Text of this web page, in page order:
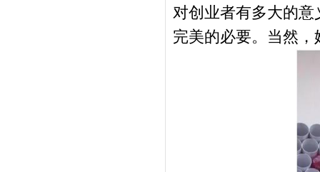
对创业者有多大的意
完美的必要。当然